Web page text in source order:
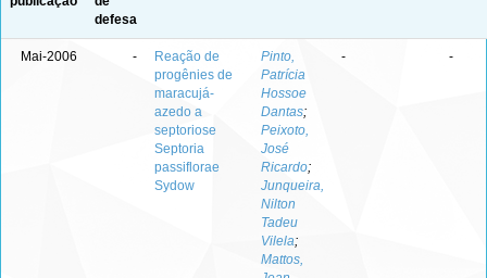
defesa
Mai-2006 -
Reação de
progênies de
maracujá-
azedo a
septoriose
Septoria
passiflorae
Sydow
Pinto,
Patrícia
Hossoe
Dantas;
Peixoto,
José
Ricardo;
Junqueira,
Nilton
Tadeu
Vilela;
Mattos,
- -